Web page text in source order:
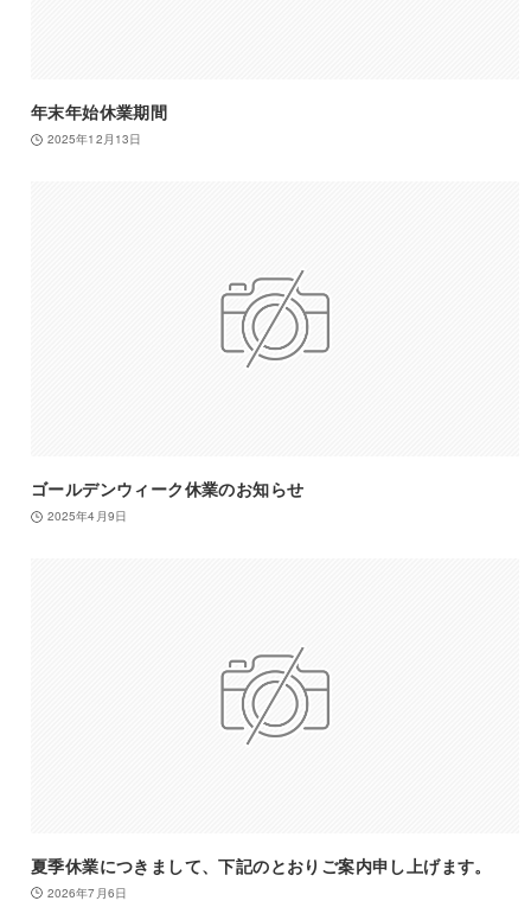
年末年始休業期間
2025年12月13日
ゴールデンウィーク休業のお知らせ
2025年4月9日
夏季休業につきまして、下記のとおりご案内申し上げます。
2026年7月6日